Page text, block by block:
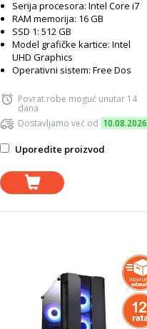
Serija procesora: Intel Core i7
RAM memorija: 16 GB
SSD 1: 512 GB
Model grafičke kartice: Intel
UHD Graphics
Operativni sistem: Free Dos
Povrat robe moguć unutar 14
dana
Dostavljamo već od 10.08.2026
Uporedite proizvod